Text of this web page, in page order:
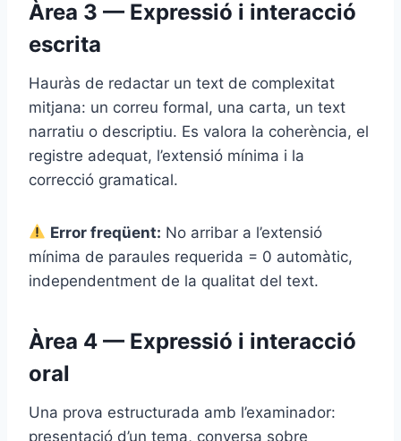
Àrea 3 — Expressió i interacció
escrita
Hauràs de redactar un text de complexitat
mitjana: un correu formal, una carta, un text
narratiu o descriptiu. Es valora la coherència, el
registre adequat, l’extensió mínima i la
correcció gramatical.
Error freqüent: No arribar a l’extensió
mínima de paraules requerida = 0 automàtic,
independentment de la qualitat del text.
Àrea 4 — Expressió i interacció
oral
Una prova estructurada amb l’examinador:
presentació d’un tema, conversa sobre